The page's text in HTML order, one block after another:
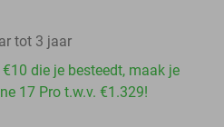
tot 3 jaar
die je besteedt, maak je
17 Pro t.w.v. €1.329!